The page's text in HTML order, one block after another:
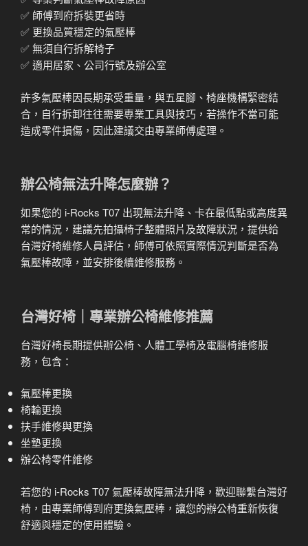
✅ 師傅到府拆裝更省時
✅ 更換品質穩定的氣壓棒
✅ 無須自行拆解椅子
✅ 適用居家、公司行號及辦公室
許多氣壓棒因長期承受重量，與五星腳、椅座機構緊密結
合，自行拆卸往往需要專業工具與技巧，若操作不當可能
造成零件損傷，因此建議交由專業師傅處理。
辦公椅無法升降怎麼辦？
如果您的 i-Rocks T07 出現無法升降、卡在最低點或高度異
常的情況，建議先拍攝椅子整體照片及故障狀況，提供給
台灣好椅維修人員評估，師傅可依照實際情況判斷是否為
氣壓棒故障，並安排後續維修服務。
台灣好椅｜專業辦公椅維修推薦
台灣好椅長期提供辦公椅、人體工學椅及電腦椅維修服
務，包含：
氣壓棒更換
椅輪更換
扶手維修與更換
坐墊更換
辦公椅零件維修
若您的 i-Rocks T07 氣壓棒故障無法升降，歡迎聯繫台灣好
椅，由專業師傅到府更換氣壓棒，讓您的辦公椅重新恢復
舒適與穩定的使用體驗。